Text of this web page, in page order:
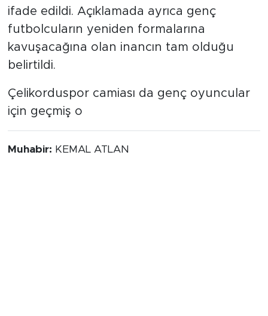
ifade edildi. Açıklamada ayrıca genç
futbolcuların yeniden formalarına
kavuşacağına olan inancın tam olduğu
belirtildi.
Çelikorduspor camiası da genç oyuncular
için geçmiş o
Muhabir: KEMAL ATLAN